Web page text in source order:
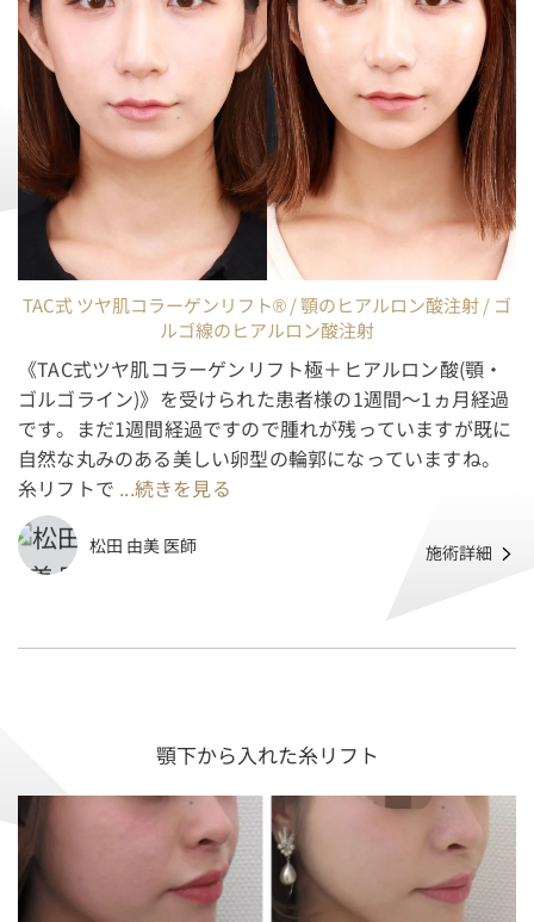
TAC式 ツヤ肌コラーゲンリフト® / 顎のヒアルロン酸注射 / ゴ
ルゴ線のヒアルロン酸注射
《TAC式ツヤ肌コラーゲンリフト極＋ヒアルロン酸(顎・
ゴルゴライン)》を受けられた患者様の1週間～1ヵ月経過
です。まだ1週間経過ですので腫れが残っていますが既に
自然な丸みのある美しい卵型の輪郭になっていますね。
糸リフトで ...続きを見る
松田 由美 医師 施術詳細
顎下から入れた糸リフト